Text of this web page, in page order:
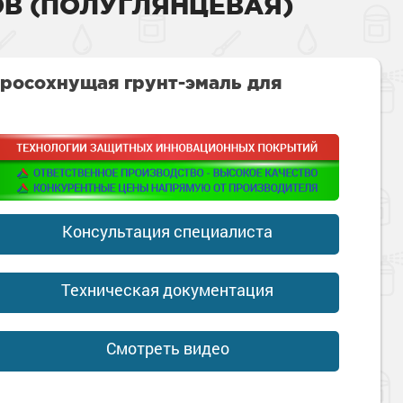
грунт-эмаль для
Консультация специалиста
Техническая документация
Смотреть видео